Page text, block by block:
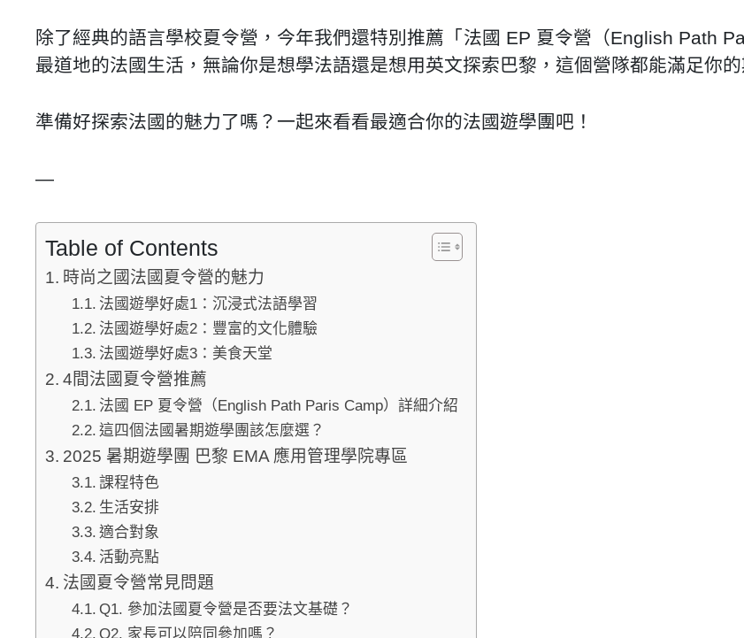
除了經典的語言學校夏令營，今年我們還特別推薦「法國 EP 夏令營（English Path
最道地的法國生活，無論你是想學法語還是想用英文探索巴黎，這個營隊都能滿足你的
準備好探索法國的魅力了嗎？一起來看看最適合你的法國遊學團吧！
—
Table of Contents
時尚之國法國夏令營的魅力
法國遊學好處1：沉浸式法語學習
法國遊學好處2：豐富的文化體驗
法國遊學好處3：美食天堂
4間法國夏令營推薦
法國 EP 夏令營（English Path Paris Camp）詳細介紹
這四個法國暑期遊學團該怎麼選？
2025 暑期遊學團 巴黎 EMA 應用管理學院專區
課程特色
生活安排
適合對象
活動亮點
法國夏令營常見問題
Q1. 參加法國夏令營是否要法文基礎？
Q2. 家長可以陪同參加嗎？